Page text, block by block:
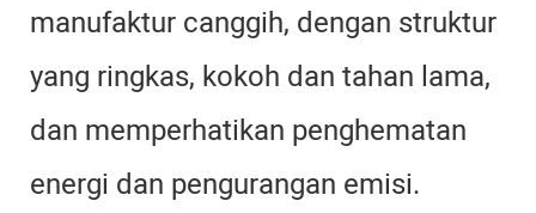
manufaktur canggih, dengan struktur
yang ringkas, kokoh dan tahan lama,
dan memperhatikan penghematan
energi dan pengurangan emisi.